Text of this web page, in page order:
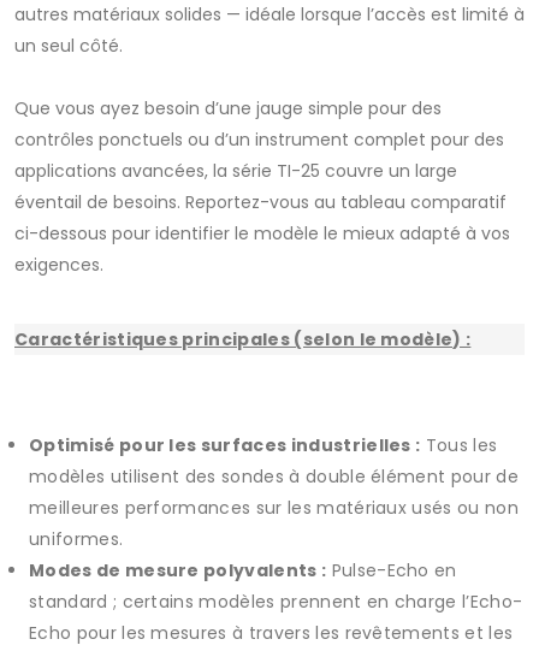
autres matériaux solides — idéale lorsque l’accès est limité à
un seul côté.
Que vous ayez besoin d’une jauge simple pour des
contrôles ponctuels ou d’un instrument complet pour des
applications avancées, la série TI-25 couvre un large
éventail de besoins. Reportez-vous au tableau comparatif
ci-dessous pour identifier le modèle le mieux adapté à vos
exigences.
Caractéristiques principales (selon le modèle) :
Optimisé pour les surfaces industrielles : Tous les
modèles utilisent des sondes à double élément pour de
meilleures performances sur les matériaux usés ou non
uniformes.
Modes de mesure polyvalents : Pulse-Echo en
standard ; certains modèles prennent en charge l’Echo-
Echo pour les mesures à travers les revêtements et les